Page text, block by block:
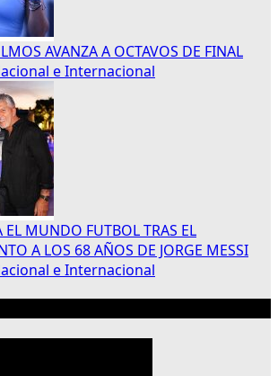
AVANZA A OCTAVOS DE FINAL
e Internacional
EL MUNDO FUTBOL TRAS EL
A LOS 68 AÑOS DE JORGE MESSI
e Internacional